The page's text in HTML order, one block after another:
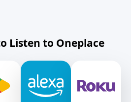
Listen to Oneplace